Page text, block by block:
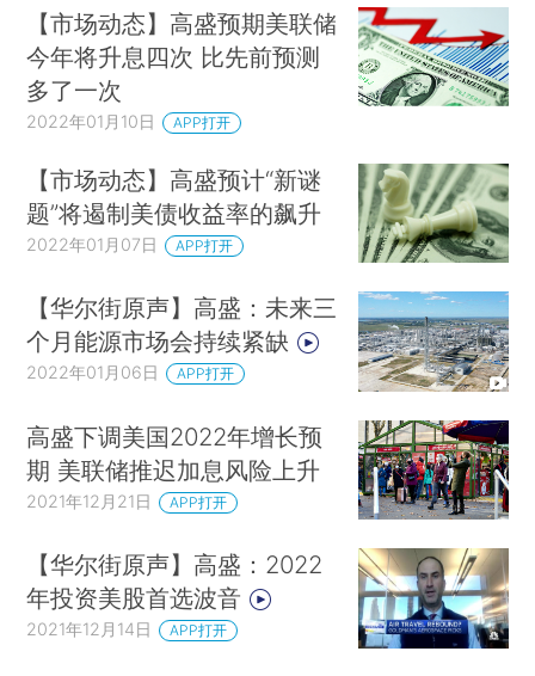
【市场动态】高盛预期美联储
今年将升息四次 比先前预测
多了一次
2022年01月10日 APP打开
【市场动态】高盛预计“新谜
题”将遏制美债收益率的飙升
2022年01月07日 APP打开
【华尔街原声】高盛：未来三
个月能源市场会持续紧缺
2022年01月06日 APP打开
高盛下调美国2022年增长预
期 美联储推迟加息风险上升
2021年12月21日 APP打开
【华尔街原声】高盛：2022
年投资美股首选波音
2021年12月14日 APP打开